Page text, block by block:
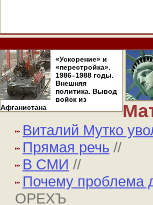
«Ускорение» и
«перестройка».
1986–1988 годы.
Внешняя
политика. Вывод
войск из
Афганистана
Виталий Мутко
Прямая речь //
В СМИ //
Почему проблема
ОРЕХЪ